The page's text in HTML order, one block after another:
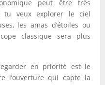
peut être très
tu veux explorer le ciel
les amas d’étoiles ou
classique sera plus
en priorité est le
l’ouverture qui capte la